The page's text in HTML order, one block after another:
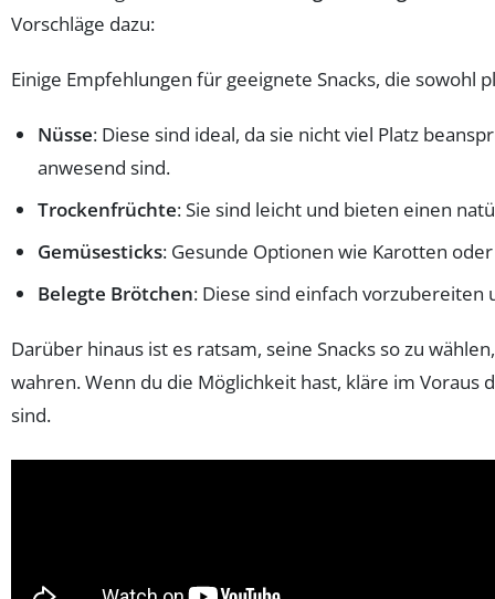
Vorschläge dazu:
Einige Empfehlungen für geeignete Snacks, die sowohl
Nüsse: Diese sind ideal, da sie nicht viel Platz
anwesend sind.
Trockenfrüchte: Sie sind leicht und bieten einen
Gemüsesticks: Gesunde Optionen wie Karotten
Belegte Brötchen: Diese sind einfach
Darüber hinaus ist es ratsam, seine Snacks so zu
wahren. Wenn du die Möglichkeit hast, kläre im Voraus
sind.